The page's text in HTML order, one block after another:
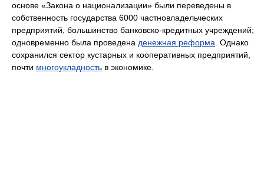
основе «Закона о национализации» были переведены в
собственность государства 6000 частновладельческих
предприятий, большинство банковско-кредитных учреждений;
одновременно была проведена денежная реформа . Однако
сохранился сектор кустарных и кооперативных предприятий,
почти многоукладность в экономике.